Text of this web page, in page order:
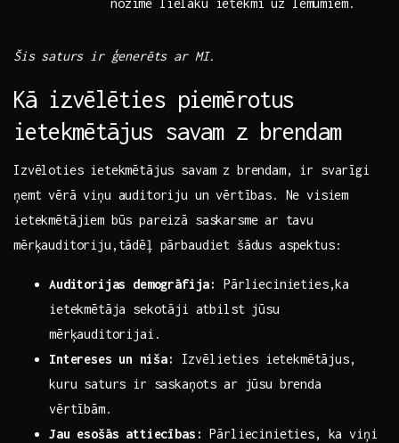
nozīmē​ lielāku ietekmi uz lēmumiem.
Šis ⁤saturs ir ģenerēts ar MI.
Kā izvēlēties piemērotus
ietekmētājus ​savam z brendam
Izvēloties ietekmētājus savam z brendam, ir svarīgi
ņemt vērā viņu ‌auditoriju ⁣un vērtības. Ne visiem
ietekmētājiem būs pareizā saskarsme ⁤ar tavu
mērķauditoriju,tādēļ pārbaudiet šādus aspektus:
Auditorijas demogrāfija:
Pārliecinieties,ka
ietekmētāja‍ sekotāji atbilst jūsu
mērķauditorijai.
Intereses ⁢un ⁣niša:
Izvēlieties ietekmētājus,‍
kuru saturs ir saskaņots ar jūsu brenda
vērtībām.
Jau esošās attiecības: Pārliecinieties,‌ ka viņi